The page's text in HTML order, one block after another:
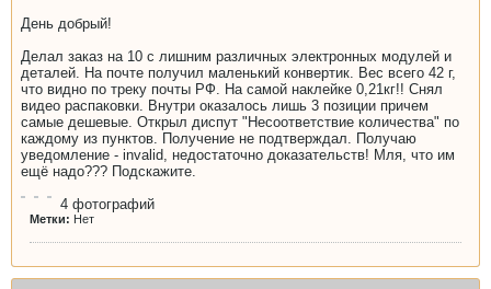
День добрый!
Делал заказ на 10 с лишним различных электронных модулей и
деталей. На почте получил маленький конвертик. Вес всего 42 г,
что видно по треку почты РФ. На самой наклейке 0,21кг!! Снял
видео распаковки. Внутри оказалось лишь 3 позиции причем
самые дешевые. Открыл диспут "Несоответствие количества" по
каждому из пунктов. Получение не подтверждал. Получаю
уведомление - invalid, недостаточно доказательств! Мля, что им
ещё надо??? Подскажите.
4 фотографий
Метки: Нет